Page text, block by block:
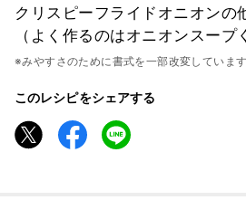
クリスピーフライドオニオンの
（よく作るのはオニオンスープ
※みやすさのために書式を一部改変しています
このレシピをシェアする